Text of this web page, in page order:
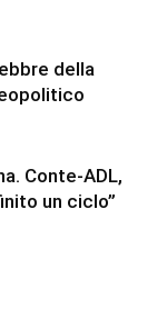
della
Conte-ADL,
un ciclo”